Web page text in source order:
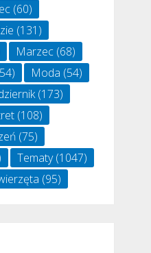
(60)
(131)
Marzec(68)
Moda (54)
(173)
(108)
(75)
Tematy(1047)
(95)